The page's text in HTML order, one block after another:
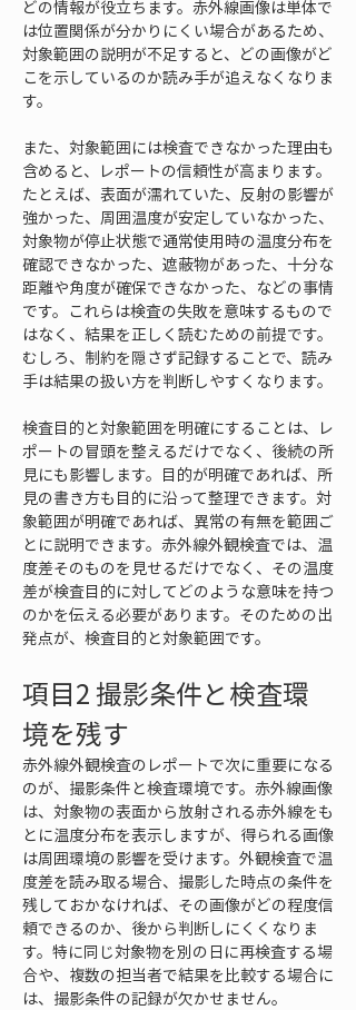
どの情報が役立ちます。赤外線画像は単体で
は位置関係が分かりにくい場合があるため、
対象範囲の説明が不足すると、どの画像がど
こを示しているのか読み手が追えなくなりま
す。
また、対象範囲には検査できなかった理由も
含めると、レポートの信頼性が高まります。
たとえば、表面が濡れていた、反射の影響が
強かった、周囲温度が安定していなかった、
対象物が停止状態で通常使用時の温度分布を
確認できなかった、遮蔽物があった、十分な
距離や角度が確保できなかった、などの事情
です。これらは検査の失敗を意味するもので
はなく、結果を正しく読むための前提です。
むしろ、制約を隠さず記録することで、読み
手は結果の扱い方を判断しやすくなります。
検査目的と対象範囲を明確にすることは、レ
ポートの冒頭を整えるだけでなく、後続の所
見にも影響します。目的が明確であれば、所
見の書き方も目的に沿って整理できます。対
象範囲が明確であれば、異常の有無を範囲ご
とに説明できます。赤外線外観検査では、温
度差そのものを見せるだけでなく、その温度
差が検査目的に対してどのような意味を持つ
のかを伝える必要があります。そのための出
発点が、検査目的と対象範囲です。
項目2 撮影条件と検査環
境を残す
赤外線外観検査のレポートで次に重要になる
のが、撮影条件と検査環境です。赤外線画像
は、対象物の表面から放射される赤外線をも
とに温度分布を表示しますが、得られる画像
は周囲環境の影響を受けます。外観検査で温
度差を読み取る場合、撮影した時点の条件を
残しておかなければ、その画像がどの程度信
頼できるのか、後から判断しにくくなりま
す。特に同じ対象物を別の日に再検査する場
合や、複数の担当者で結果を比較する場合に
は、撮影条件の記録が欠かせません。